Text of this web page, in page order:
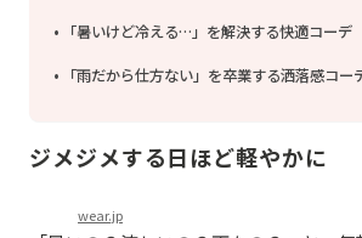
「暑いけど冷える…」を解決する快適コーデ
「雨だから仕方ない」を卒業する洒落感コー
ジメジメする日ほど軽やかに
wear.jp